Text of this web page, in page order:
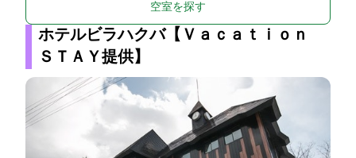
空室を探す
ホテルビラハクバ【Ｖａｃａｔｉｏｎ
ＳＴＡＹ提供】